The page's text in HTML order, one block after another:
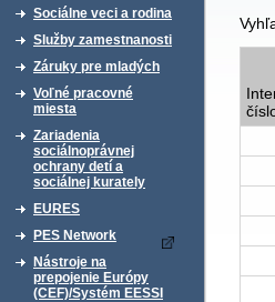
Sociálne veci a rodina
Služby zamestnanosti
Záruky pre mladých
Voľné pracovné
miesta
Zariadenia
sociálnoprávnej
ochrany detí a
sociálnej kurately
EURES
PES Network
Nástroje na
prepojenie Európy
(CEF)/Systém EESSI